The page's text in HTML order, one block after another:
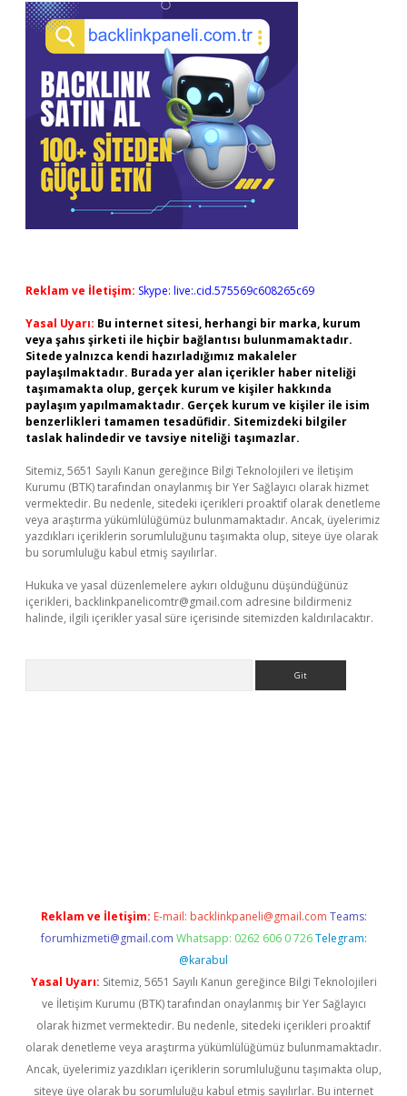
Reklam ve İletişim: Skype: live:.cid.575569c608265c69
Yasal Uyarı: Bu internet sitesi, herhangi bir marka, kurum
veya şahıs şirketi ile hiçbir bağlantısı bulunmamaktadır.
Sitede yalnızca kendi hazırladığımız makaleler
paylaşılmaktadır. Burada yer alan içerikler haber niteliği
taşımamakta olup, gerçek kurum ve kişiler hakkında
paylaşım yapılmamaktadır. Gerçek kurum ve kişiler ile isim
benzerlikleri tamamen tesadüfidir. Sitemizdeki bilgiler
taslak halindedir ve tavsiye niteliği taşımazlar.
Sitemiz, 5651 Sayılı Kanun gereğince Bilgi Teknolojileri ve İletişim
Kurumu (BTK) tarafından onaylanmış bir Yer Sağlayıcı olarak hizmet
vermektedir. Bu nedenle, sitedeki içerikleri proaktif olarak denetleme
veya araştırma yükümlülüğümüz bulunmamaktadır. Ancak, üyelerimiz
yazdıkları içeriklerin sorumluluğunu taşımakta olup, siteye üye olarak
bu sorumluluğu kabul etmiş sayılırlar.
Hukuka ve yasal düzenlemelere aykırı olduğunu düşündüğünüz
içerikleri, backlinkpanelicomtr@gmail.com adresine bildirmeniz
halinde, ilgili içerikler yasal süre içerisinde sitemizden kaldırılacaktır.
Reklam ve İletişim: E-mail: backlinkpaneli@gmail.com Teams:
forumhizmeti@gmail.com Whatsapp: 0262 606 0 726 Telegram:
@karabul
Yasal Uyarı: Sitemiz, 5651 Sayılı Kanun gereğince Bilgi Teknolojileri
ve İletişim Kurumu (BTK) tarafından onaylanmış bir Yer Sağlayıcı
olarak hizmet vermektedir. Bu nedenle, sitedeki içerikleri proaktif
olarak denetleme veya araştırma yükümlülüğümüz bulunmamaktadır.
Ancak, üyelerimiz yazdıkları içeriklerin sorumluluğunu taşımakta olup,
siteye üye olarak bu sorumluluğu kabul etmiş sayılırlar. Bu internet